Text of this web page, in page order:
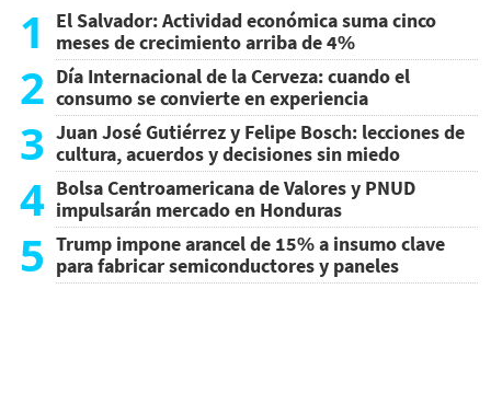
1
El Salvador: Actividad económica suma cinco
meses de crecimiento arriba de 4%
2 Día Internacional de la Cerveza: cuando el
consumo se convierte en experiencia
3 Juan José Gutiérrez y Felipe Bosch: lecciones de
cultura, acuerdos y decisiones sin miedo
4 Bolsa Centroamericana de Valores y PNUD
impulsarán mercado en Honduras
5 Trump impone arancel de 15% a insumo clave
para fabricar semiconductores y paneles